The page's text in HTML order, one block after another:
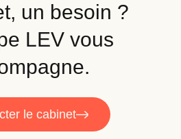
un besoin ?
LEV vous
le cabinet